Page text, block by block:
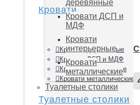
Кровати
Кровати деревянные
Кровати ДСП и МДФ
Кровати интерьерные
Кровати металлические
Туалетные столики
деревянные
Кровати ДСП и
МДФ
Кровати
интерьерные
Кровати
металлические
Туалетные столики